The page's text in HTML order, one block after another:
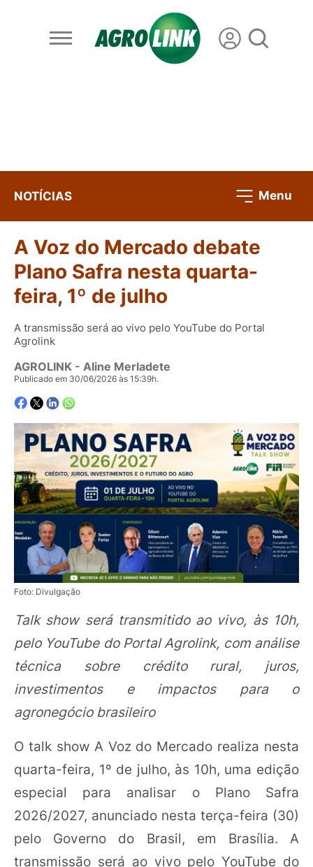
NOTÍCIAS Menu
A Voz do Mercado debate
Plano Safra nesta quarta-
feira, 1º de julho
A transmissão será ao vivo pelo YouTube do Portal
Agrolink
AGROLINK - Aline Merladete
Publicado em 30/06/2026 às 15:39h.
Foto: Divulgação
Talk show será transmitido ao vivo, às 10h,
pelo YouTube do Portal Agrolink, com análise
técnica sobre crédito rural, juros,
investimentos e impactos para o
agronegócio brasileiro
O talk show A Voz do Mercado realiza nesta
quarta-feira, 1º de julho, às 10h, uma edição
especial para analisar o Plano Safra
2026/2027, anunciado nesta terça-feira (30)
pelo Governo do Brasil, em Brasília. A
transmissão será ao vivo pelo YouTube do